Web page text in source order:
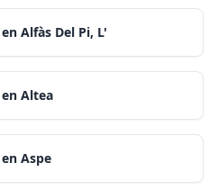
Alfàs Del Pi, L'
Altea
Aspe